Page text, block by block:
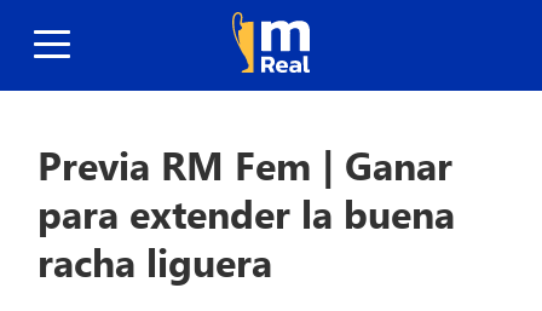
Previa RM Fem | Ganar
para extender la buena
racha liguera